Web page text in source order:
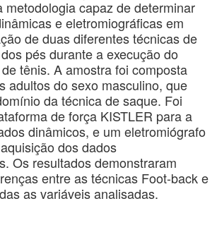
metodologia capaz de determinar
e eletromiográficas em
de duas diferentes técnicas de
pés durante a execução do
tênis. A amostra foi composta
adultos do sexo masculino, que
da técnica de saque. Foi
de força KISTLER para a
dinâmicos, e um eletromiógrafo
dos dados
Os resultados demonstraram
entre as técnicas Foot-back e
as variáveis analisadas.